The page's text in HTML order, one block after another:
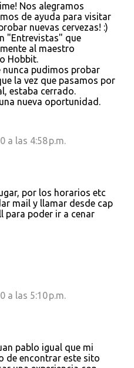
Nos alegramos
de ayuda para visitar
nuevas cervezas! :)
"Entrevistas" que
al maestro
Hobbit.
nunca pudimos probar
la vez que pasamos por
estaba cerrado.
nueva oportunidad.
a las 4:58 p.m.
por los horarios etc
mail y llamar desde cap
para poder ir a cenar
a las 5:10 p.m.
pablo igual que mi
de encontrar este sito